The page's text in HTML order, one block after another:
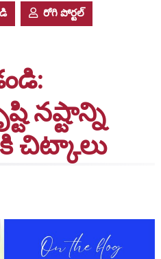
రోగి పోర్టల్
నష్టాన్ని
చిట్కాలు